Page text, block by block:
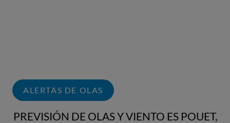
ALERTAS DE OLAS
PREVISIÓN DE OLAS Y VIENTO ES POUET,